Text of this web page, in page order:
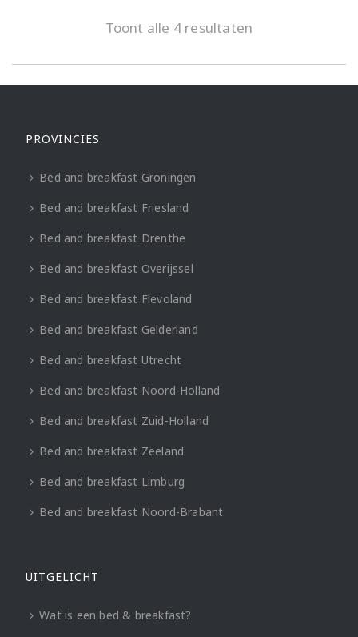
Toont alle 4 resultaten
PROVINCIES
Bed and breakfast Groningen
Bed and breakfast Friesland
Bed and breakfast Drenthe
Bed and breakfast Overijssel
Bed and breakfast Flevoland
Bed and breakfast Gelderland
Bed and breakfast Utrecht
Bed and breakfast Noord-Holland
Bed and breakfast Zuid-Holland
Bed and breakfast Zeeland
Bed and breakfast Limburg
Bed and breakfast Noord-Brabant
UITGELICHT
Wat is een bed & breakfast?